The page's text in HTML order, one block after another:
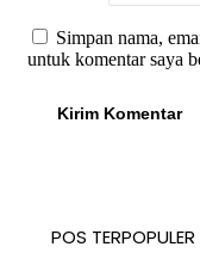
Simpan nama,
untuk komentar saya
POS TERPOPULER